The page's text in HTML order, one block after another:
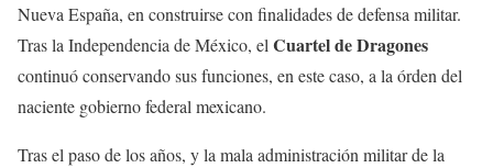
Nueva España, en construirse con finalidades de defensa militar.
Tras la Independencia de México, el Cuartel de Dragones
continuó conservando sus funciones, en este caso, a la órden del
naciente gobierno federal mexicano.
Tras el paso de los años, y la mala administración militar de la